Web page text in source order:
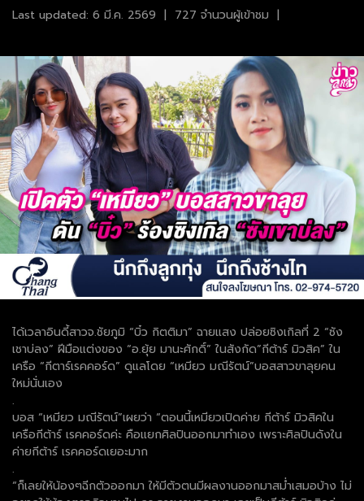
Last updated: 6 มี.ค. 2569 | 727 จำนวนผู้เข้าชม |
ได้เวลาอินดี้สาวจ.ชัยภูมิ “บิ๋ว กิตติมา” ฉายแสง ปล่อยซิงเกิลที่ 2 “ซัง
เชาบ่ลง” ฝีมือแต่งของ “อ.ยุ้ย มานะศักดิ์” ในสังกัด”กีต้าร์ มิวสิค” ใน
เครือ “กีตาร์เรคคอร์ด” ดูแลโดย “เหมียว มณีรัตน์”บอสสาวขาลุยคน
ใหม่นั่นเอง
.
บอส “เหมียว มณีรัตน์”เผยว่า “ตอนนี้เหมียวเปิดค่าย กีต้าร์ มิวสิคใน
เครือกีต้าร์ เรคคอร์ดค่ะ คือแยกศิลปินออกมาทำเอง เพราะศิลปินดังใน
ค่ายกีต้าร์ เรคคอร์ดเยอะมาก
.
“ก็เลยให้น้องๆฉีกตัวออกมา ให้มีตัวตนมีผลงานออกมาสม่ำเสมอบ้าง ไม่